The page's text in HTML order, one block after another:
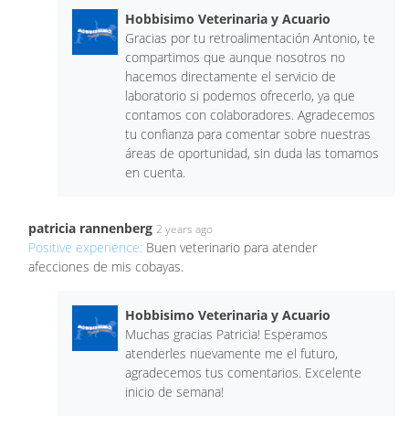
Hobbisimo Veterinaria y Acuario
Gracias por tu retroalimentación Antonio, te
compartimos que aunque nosotros no
hacemos directamente el servicio de
laboratorio si podemos ofrecerlo, ya que
contamos con colaboradores. Agradecemos
tu confianza para comentar sobre nuestras
áreas de oportunidad, sin duda las tomamos
en cuenta.
patricia rannenberg 2 years ago
Positive experience: Buen veterinario para atender
afecciones de mis cobayas.
Hobbisimo Veterinaria y Acuario
Muchas gracias Patricia! Esperamos
atenderles nuevamente me el futuro,
agradecemos tus comentarios. Excelente
inicio de semana!